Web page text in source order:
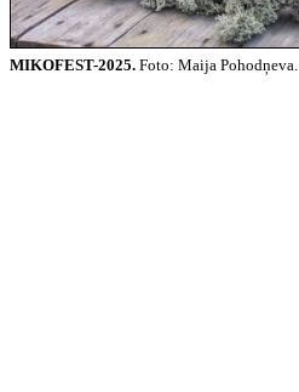
MIKOFEST-2025. Foto: Maija Pohodņeva.